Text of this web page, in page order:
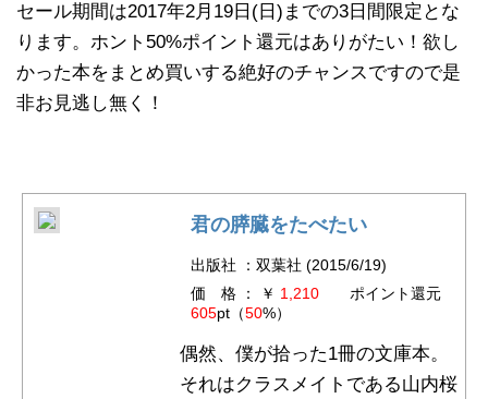
セール期間は2017年2月19日(日)までの3日間限定とな
ります。ホント50%ポイント還元はありがたい！欲し
かった本をまとめ買いする絶好のチャンスですので是
非お見逃し無く！
君の膵臓をたべたい
出版社 ：双葉社 (2015/6/19)
価 格 ： ￥ 1,210ポイント還元
605pt（50%）
偶然、僕が拾った1冊の文庫本。
それはクラスメイトである山内桜